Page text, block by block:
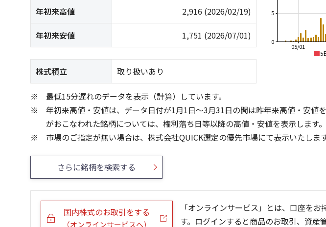
年初来高値 2,916 (2026/02/19)
年初来安値 1,751 (2026/07/01)
株式積立 取り扱いあり
5
05/01
0
5
0
10
0
2
最低15分遅れのデータを表示（計算）しています。
年初来高値・安値は、データ日付が1月1日～3月31日の間は昨年来高値・安値
がおこなわれた銘柄については、権利落ち日等以降の高値・安値を表示します。
市場のご指定が無い場合は、株式会社QUICK選定の優先市場にて表示いたします
さらに銘柄を検索する
国内株式のお取引をする
（オンラインサービスへ）
「オンラインサービス」とは、口座を
す。ログインすると商品のお取引、資